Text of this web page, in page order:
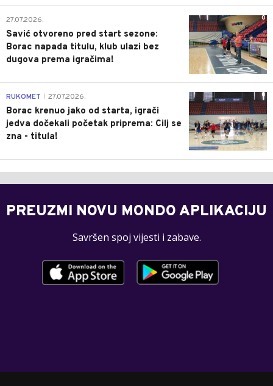
0
27.07.2026.
Savić otvoreno pred start sezone:
Borac napada titulu, klub ulazi bez
dugova prema igračima!
0
RUKOMET 27.07.2026.
Borac krenuo jako od starta, igrači
jedva dočekali početak priprema: Cilj se
zna - titula!
PREUZMI NOVU MONDO APLIKACIJU
Savršen spoj vijesti i zabave.